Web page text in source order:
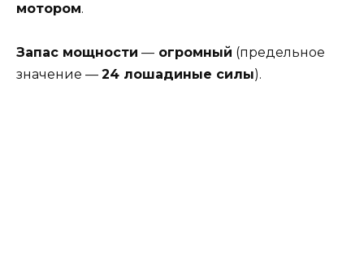
мотором.
Запас мощности — огромный (предельное
значение — 24 лошадиные силы).